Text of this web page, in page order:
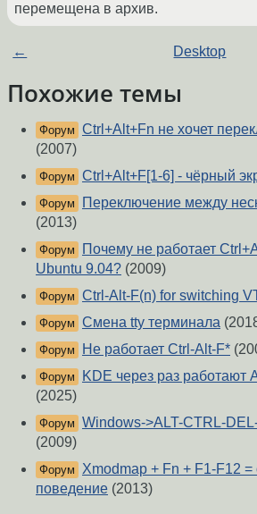
перемещена в архив.
← Desktop
Похожие темы
Форум Ctrl+Alt+Fn не хочет
(2007)
Форум Ctrl+Alt+F[1-6] - чёрный
Форум
Переключение между
(2013)
Форум
Почему не работает
Ubuntu 9.04? (2009)
Форум Ctrl-Alt-F(n) for switching
Форум Смена tty терминала
Форум Не работает Ctrl-Alt-F*
Форум
KDE через раз работают
(2025)
Форум Windows->ALT-CTRL-
(2009)
Форум
Xmodmap + Fn + F1-F12 =
поведение (2013)